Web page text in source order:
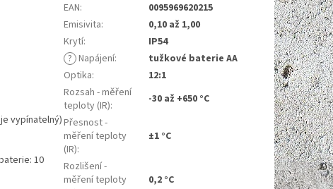
vypínatelný)
10
EAN:
0095969620215
Emisivita:
0,10 až 1,00
Krytí:
IP54
? Napájení:
tužkové baterie AA
Optika:
12:1
Rozsah - měření
teploty (IR):
-30 až +650 °C
Přesnost -
měření teploty
(IR):
±1 °C
Rozlišení -
měření teploty
0,2 °C